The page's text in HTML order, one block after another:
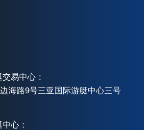
易中心：
海路9号三亚国际游艇中心三号
心：